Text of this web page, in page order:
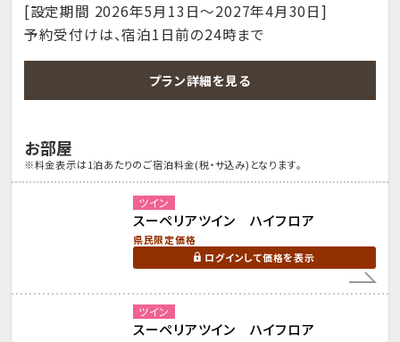
[設定期間 2026年5月13日～2027年4月30日]
予約受付けは、宿泊1日前の24時まで
プラン詳細を見る
お部屋
※料金表示は1泊あたりのご宿泊料金(税・サ込み)となります。
ツイン
スーペリアツイン ハイフロア
県民限定価格
ログインして価格を表示
ツイン
スーペリアツイン ハイフロア